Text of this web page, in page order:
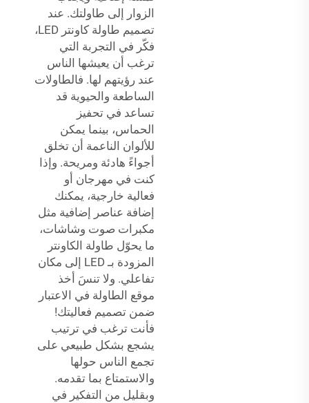
الزوار إلى طاولتك. عند
تصميم طاولة كاونتر LED،
فكّر في التجربة التي
ترغب أن يعيشها الناس
عند رؤيتهم لها. فالطاولات
الساطعة والحيوية قد
تساعد في تحفيز
الحماس، بينما يمكن
للألوان الناعمة أن تخلق
أجواءً هادئة ومريحة. وإذا
كنت في مهرجان أو
فعالية خارجية، يمكنك
إضافة عناصر إضافية مثل
مكبرات صوت وشاشات،
ما يحوّل طاولة الكاونتر
المزودة بـ LED إلى مكان
تفاعلي. ولا تنسَ أخذ
موقع الطاولة في الاعتبار
ضمن تصميم فعاليتك!
فأنت ترغب في ترتيب
يشجع بشكل طبيعي على
تجمع الناس حولها
والاستمتاع بما تقدمه.
وبقليل من التفكير في